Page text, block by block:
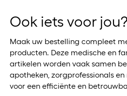
Ook iets voor jou?
Maak uw bestelling compleet
producten. Deze medische en
artikelen worden vaak samen
apotheken, zorgprofessionals
voor een efficiënte en